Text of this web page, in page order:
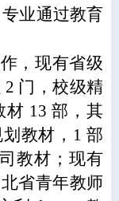
专业通过教育
，现有省级
门，校级精
13 部，其
教材，1 部
教材；现有
省青年教师